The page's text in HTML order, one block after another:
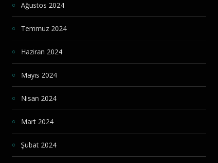
Ağustos 2024
Temmuz 2024
Haziran 2024
Mayıs 2024
Nisan 2024
Mart 2024
Şubat 2024